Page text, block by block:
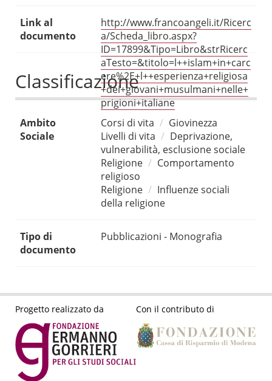
Link al
documento
http://www.francoangeli.it/Ricerc
a/Scheda_libro.aspx?
ID=17899&Tipo=Libro&strRicerc
aTesto=&titolo=l++islam+in+carc
ere%2E+l++esperienza+religiosa
+dei+giovani+musulmani+nelle+
prigioni+italiane
Classificazione
Ambito
Sociale
Corsi di vita
Giovinezza
Livelli di vita
Deprivazione,
vulnerabilità, esclusione sociale
Religione
Comportamento
religioso
Religione
Influenze sociali
della religione
Tipo di
documento
Pubblicazioni - Monografia
Progetto realizzato da Con il contributo di